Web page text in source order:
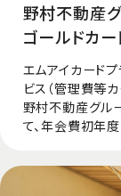
野村不動産
ゴールドカー
エムアイカード
ビス（管理費等
野村不動産グル
て、年会費初年